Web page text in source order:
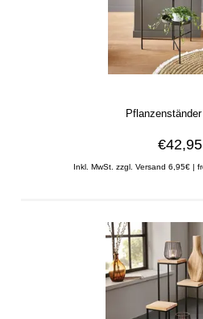
€42,95
Inkl. MwSt. zzgl. Versand 6,95€ |